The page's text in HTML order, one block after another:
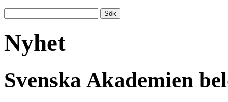
Nyhet
Svenska Akademien